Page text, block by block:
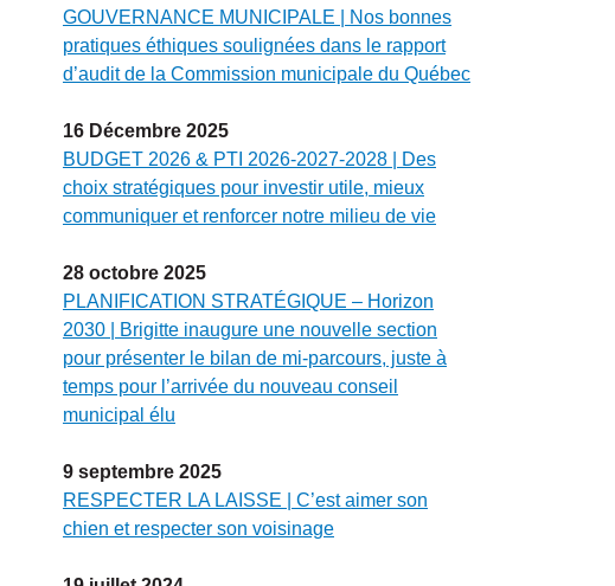
GOUVERNANCE MUNICIPALE | Nos bonnes
pratiques éthiques soulignées dans le rapport
d’audit de la Commission municipale du Québec
16 Décembre 2025
BUDGET 2026 & PTI 2026-2027-2028 | Des
choix stratégiques pour investir utile, mieux
communiquer et renforcer notre milieu de vie
28 octobre 2025
PLANIFICATION STRATÉGIQUE – Horizon
2030 | Brigitte inaugure une nouvelle section
pour présenter le bilan de mi-parcours, juste à
temps pour l’arrivée du nouveau conseil
municipal élu
9 septembre 2025
RESPECTER LA LAISSE | C’est aimer son
chien et respecter son voisinage